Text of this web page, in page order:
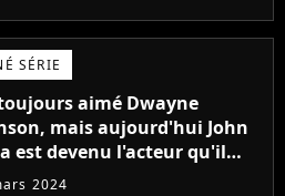
SÉRIE
aimé Dwayne
mais aujourd'hui John
est devenu l'acteur qu'il
d'être (et Ricky Stanicky le
2024